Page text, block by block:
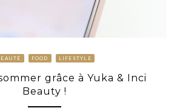
FOOD LIFESTYLE
grâce à Yuka & Inci
Beauty !